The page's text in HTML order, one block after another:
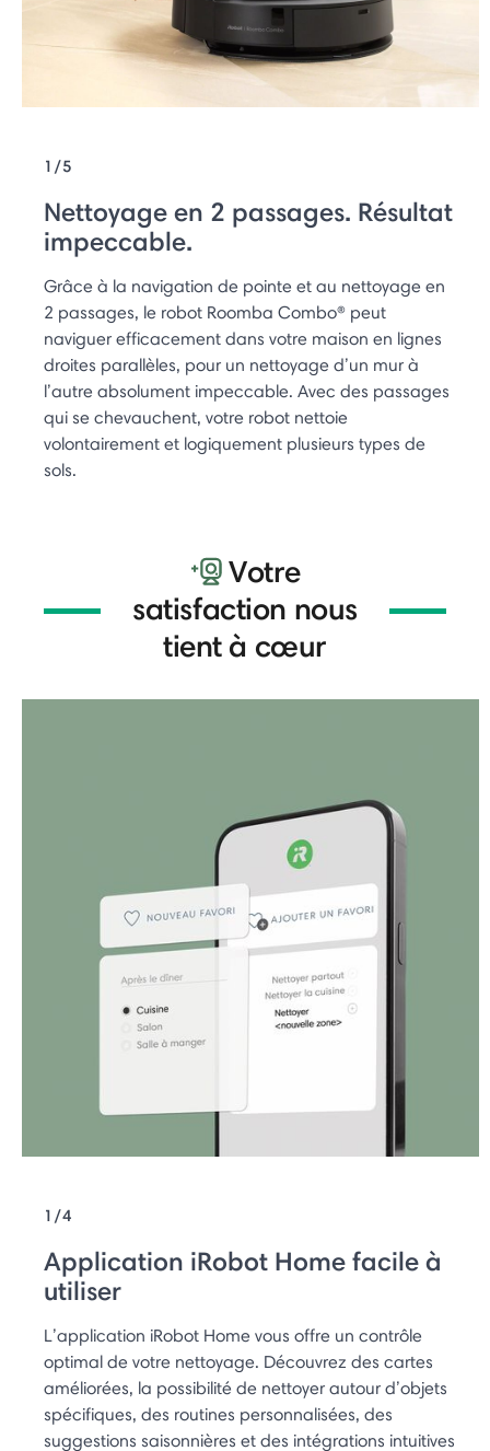
1/5
Nettoyage en 2 passages. Résultat
impeccable.
Grâce à la navigation de pointe et au nettoyage en
2 passages, le robot Roomba Combo® peut
naviguer efficacement dans votre maison en lignes
droites parallèles, pour un nettoyage d’un mur à
l’autre absolument impeccable. Avec des passages
qui se chevauchent, votre robot nettoie
volontairement et logiquement plusieurs types de
sols.
Votre
satisfaction nous
tient à cœur
1/4
Application iRobot Home facile à
utiliser
L’application iRobot Home vous offre un contrôle
optimal de votre nettoyage. Découvrez des cartes
améliorées, la possibilité de nettoyer autour d’objets
spécifiques, des routines personnalisées, des
suggestions saisonnières et des intégrations intuitives